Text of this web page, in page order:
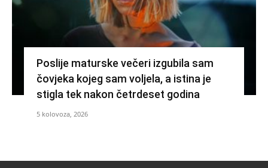
Poslije maturske večeri izgubila sam
čovjeka kojeg sam voljela, a istina je
stigla tek nakon četrdeset godina
5 kolovoza, 2026